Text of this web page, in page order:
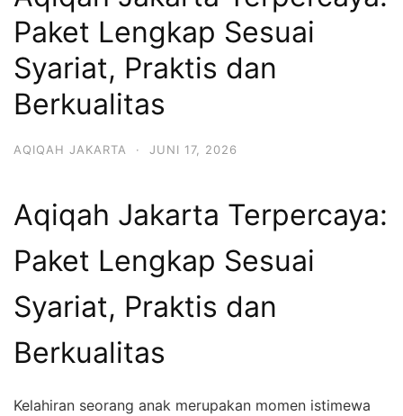
6713
Paket Lengkap Sesuai
Syariat, Praktis dan
Berkualitas
AQIQAH JAKARTA · JUNI 17, 2026
Aqiqah Jakarta Terpercaya:
Paket Lengkap Sesuai
Syariat, Praktis dan
Berkualitas
Kelahiran seorang anak merupakan momen istimewa